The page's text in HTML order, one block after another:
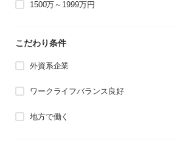
1500万～1999万円
こだわり条件
外資系企業
ワークライフバランス良好
地方で働く